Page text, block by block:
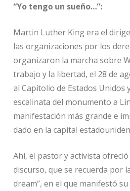
“Yo tengo un sueño…”:
Martin Luther King era el
las organizaciones por los
organizaron la marcha sobre
trabajo y la libertad, el 28 de
al Capitolio de Estados Unidos
escalinata del monumento a
manifestación más grande e
dado en la capital
Ahí, el pastor y activista
discurso, que se recuerda por
dream”, en el que manifestó